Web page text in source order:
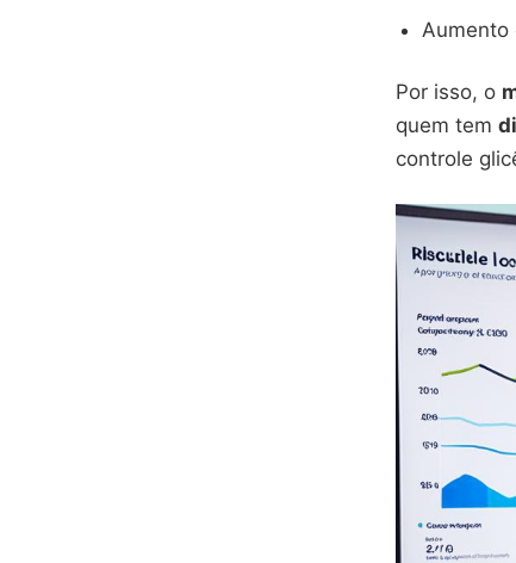
Aumento
Por isso, o
quem tem
controle